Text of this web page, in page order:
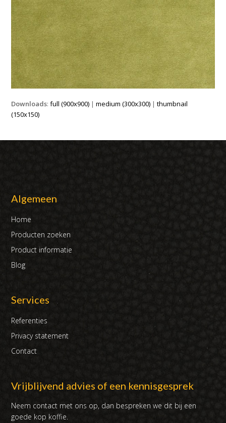
Downloads:full (900x900) |medium (300x300) |thumbnail
(150x150)
Algemeen
Home
Producten zoeken
Product informatie
Blog
Services
Referenties
Privacy statement
Contact
Vrijblijvend advies of een kennisgesprek
Neem contact met ons op, dan bespreken we dit bij een
goede kop koffie.